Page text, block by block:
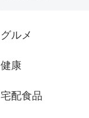
グルメ
健康
宅配食品